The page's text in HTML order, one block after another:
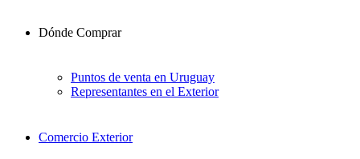
Dónde Comprar
Puntos de venta en Uruguay
Representantes en el Exterior
Comercio Exterior